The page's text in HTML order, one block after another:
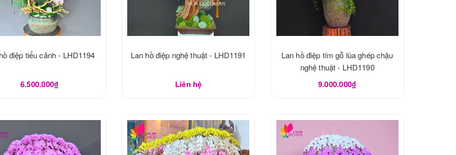
điệp tiểu cảnh - LHD1194
6.500.000₫
Lan hồ điệp nghệ thuật - LHD1191
Liên hệ
Lan hồ điệp tím gỗ lũa ghép chậu
nghệ thuật - LHD1190
9.000.000₫